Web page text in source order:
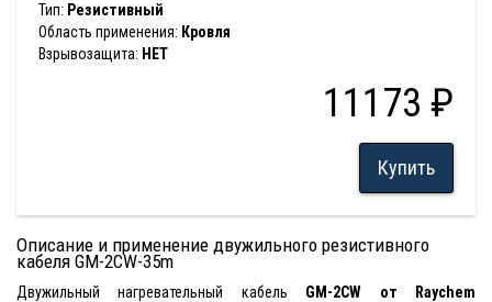
Тип: Резистивный
Область применения: Кровля
Взрывозащита: НЕТ
11173 ₽
Купить
Описание и применение двужильного резистивного
кабеля GM-2CW-35m
Двужильный нагревательный кабель GM-2CW от Raychem